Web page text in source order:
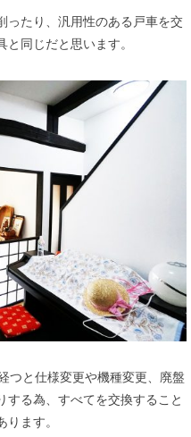
ったり、汎用性のある戸車を交
同じだと思います。
つと仕様変更や機種変更、廃盤
する為、すべてを交換すること
ます。